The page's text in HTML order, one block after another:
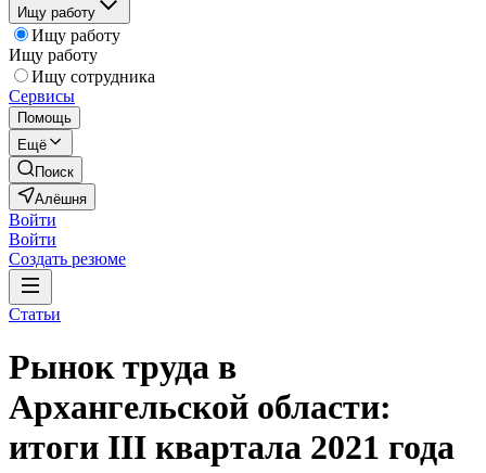
Ищу работу
Ищу работу
Ищу работу
Ищу сотрудника
Сервисы
Помощь
Ещё
Поиск
Алёшня
Войти
Войти
Создать резюме
Статьи
Рынок труда в
Архангельской области:
итоги III квартала 2021 года